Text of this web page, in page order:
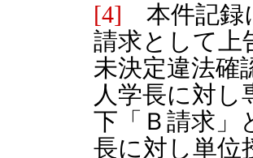
[4] 本件記録
請求として上
未決定違法確
人学長に対し
下「Ｂ請求」
長に対し単位